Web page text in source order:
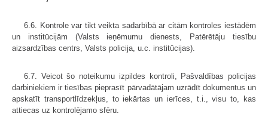
6.6. Kontrole var tikt veikta sadarbībā ar citām kontroles iestādēm
un institūcijām (Valsts ieņēmumu dienests, Patērētāju tiesību
aizsardzības centrs, Valsts policija, u.c. institūcijas).
6.7. Veicot šo noteikumu izpildes kontroli, Pašvaldības policijas
darbiniekiem ir tiesības pieprasīt pārvadātājam uzrādīt dokumentus un
apskatīt transportlīdzekļus, to iekārtas un ierīces, t.i., visu to, kas
attiecas uz kontrolējamo sfēru.